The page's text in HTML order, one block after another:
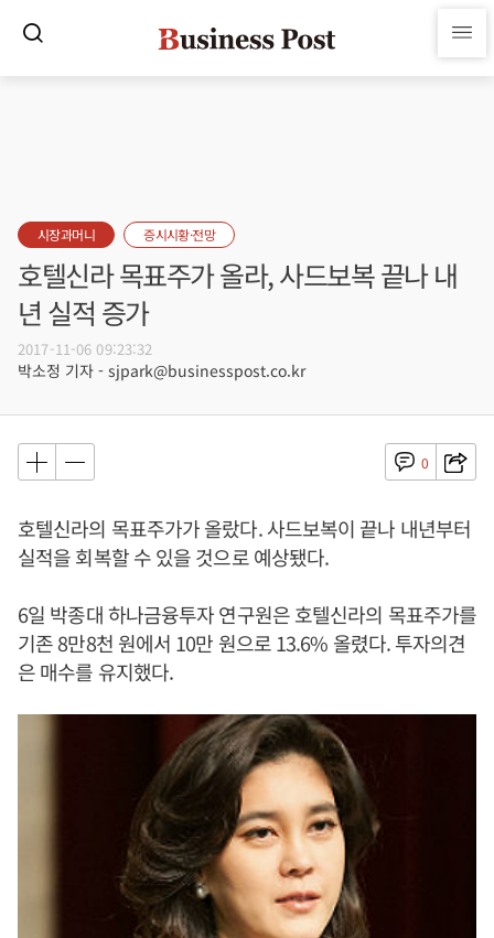
시장과머니 증시시황·전망
호텔신라 목표주가 올라, 사드보복 끝나 내
년 실적 증가
2017-11-06 09:23:32
박소정 기자 - sjpark@businesspost.co.kr
0
호텔신라의 목표주가가 올랐다. 사드보복이 끝나 내년부터
실적을 회복할 수 있을 것으로 예상됐다.
6일 박종대 하나금융투자 연구원은 호텔신라의 목표주가를
기존 8만8천 원에서 10만 원으로 13.6% 올렸다. 투자의견
은 매수를 유지했다.